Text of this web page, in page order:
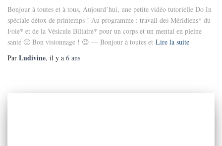
Bonjour à toutes et à tous, Aujourd’hui, une petite vidéo tutorielle Do In
spéciale détox de printemps ! Au programme : travail des Méridiens* du
Foie* et de la Vésicule Biliaire* pour un corps et un mental en pleine
santé 🙂 Bon visionnage ! 😉 — Bonjour à toutes et Lire la suite
Par Ludivine, il y a 6 ans